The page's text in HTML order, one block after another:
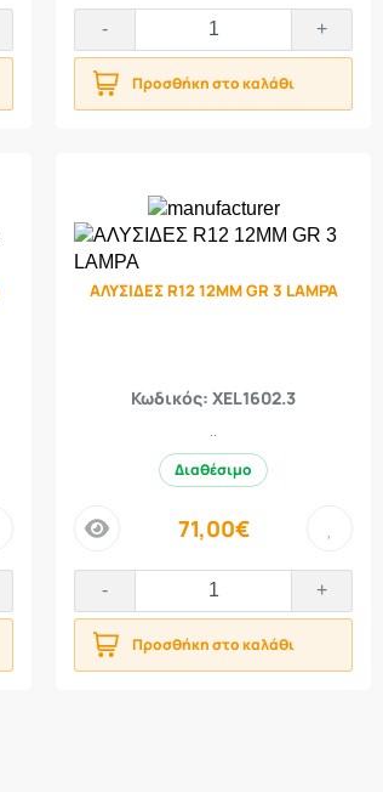
- +
Προσθήκη στο καλάθι
ΑΛΥΣΙΔΕΣ R12 12MM GR 3 LAMPA
Κωδικός: XEL1602.3
Διαθέσιμο
price 71,00€
- +
Προσθήκη στο καλάθι